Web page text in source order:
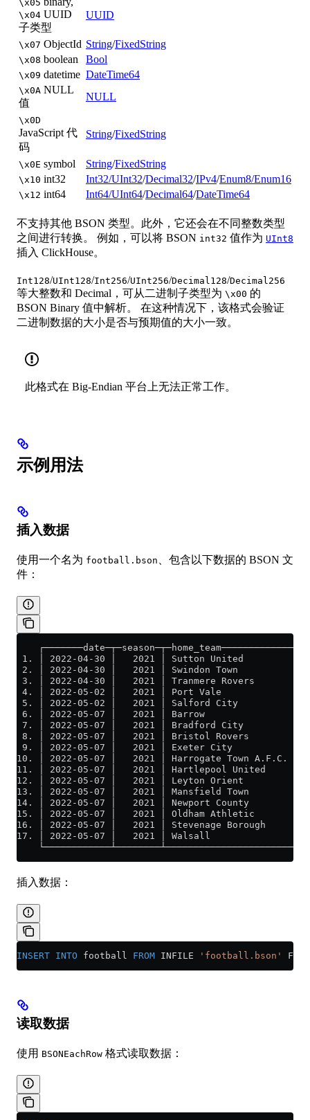
\x05
\x04 UUID
子类型
UUID
\x07 ObjectId String/FixedString
\x08 boolean Bool
\x09 datetime DateTime64
\x0A NULL
值
NULL
\x0D
JavaScript 代
码
String/FixedString
\x0E symbol String/FixedString
\x10 int32 Int32/UInt32/Decimal32/IPv4/Enum8/Enum16
\x12 int64 Int64/UInt64/Decimal64/DateTime64
不支持其他 BSON 类型。此外，它还会在不同整数类型
之间进行转换。 例如，可以将 BSON int32 值作为 UInt8
插入 ClickHouse。
Int128/UInt128/Int256/UInt256/Decimal128/Decimal256
等大整数和 Decimal，可从二进制子类型为 \x00 的
BSON Binary 值中解析。 在这种情况下，该格式会验证
二进制数据的大小是否与预期值的大小一致。
此格式在 Big-Endian 平台上无法正常工作。
示例用法
插入数据
使用一个名为 football.bson
、包含以下数据的 BSON 文
件：
1. │ 2022-04-30 │   2021 │ Sutton United
2. │ 2022-04-30 │   2021 │ Swindon Town
3. │ 2022-04-30 │   2021 │ Tranmere Rovers
4. │ 2022-05-02 │   2021 │ Port Vale
5. │ 2022-05-02 │   2021 │ Salford City
6. │ 2022-05-07 │   2021 │ Barrow
7. │ 2022-05-07 │   2021 │ Bradford City
8. │ 2022-05-07 │   2021 │ Bristol Rovers
9. │ 2022-05-07 │   2021 │ Exeter City
10. │ 2022-05-07 │   2021 │ Harrogate Town
11. │ 2022-05-07 │   2021 │ Hartlepool
12. │ 2022-05-07 │   2021 │ Leyton Orient
13. │ 2022-05-07 │   2021 │ Mansfield Town
14. │ 2022-05-07 │   2021 │ Newport County
15. │ 2022-05-07 │   2021 │ Oldham Athletic
16. │ 2022-05-07 │   2021 │ Stevenage
17. │ 2022-05-07 │   2021 │ Walsall
插入数据：
INSERT INTO football FROM INFILE 'football.bson'
读取数据
使用 BSONEachRow 格式读取数据：